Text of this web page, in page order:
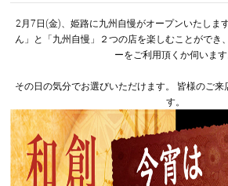
2月7日(金)、姫路に九州自慢がオープンいたしま
ん」と「九州自慢」２つの店を楽しむことができ
ーをご利用頂くか伺います
その日の気分でお選びいただけます。 皆様のご来
す。